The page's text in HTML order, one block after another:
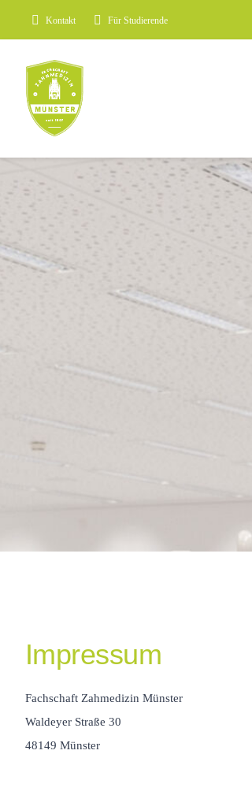
Kontakt Für Studierende
Impressum
Fachschaft Zahmedizin Münster
Waldeyer Straße 30
48149 Münster